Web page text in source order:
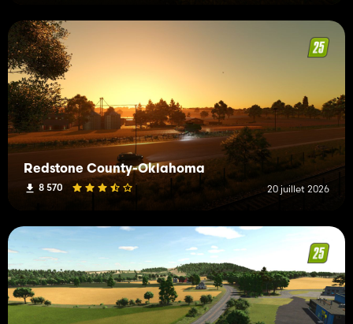
Redstone County-Oklahoma
8 570 20 juillet 2026